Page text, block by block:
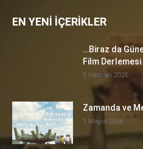
EN YENİ İÇERİKLER
…Biraz da
Film Derlemesi
5 Haziran 2026
Zamanda ve
1 Mayıs 2026